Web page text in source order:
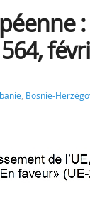
, Bosnie-